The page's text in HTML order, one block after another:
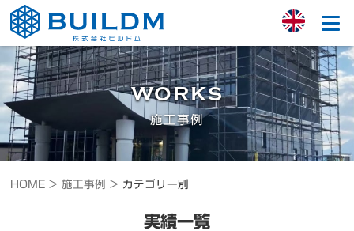
WORKS
施工事例
HOME >施工事例 > カテゴリー別
実績一覧